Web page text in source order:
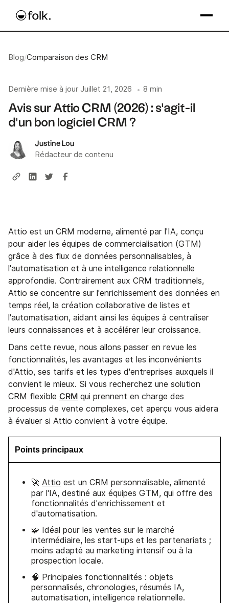
Blog/Comparaison des CRM
Dernière mise à jour Juillet 21, 2026 • 8 min
Avis sur Attio CRM (2026) : s'agit-il
d'un bon logiciel CRM ?
Justine Lou
Rédacteur de contenu
Attio est un CRM moderne, alimenté par l'IA, conçu
pour aider les équipes de commercialisation (GTM)
grâce à des flux de données personnalisables, à
l'automatisation et à une intelligence relationnelle
approfondie. Contrairement aux CRM traditionnels,
Attio se concentre sur l'enrichissement des données en
temps réel, la création collaborative de listes et
l'automatisation, aidant ainsi les équipes à centraliser
leurs connaissances et à accélérer leur croissance.
Dans cette revue, nous allons passer en revue les
fonctionnalités, les avantages et les inconvénients
d'Attio, ses tarifs et les types d'entreprises auxquels il
convient le mieux. Si vous recherchez une solution
CRM flexible CRM qui prennent en charge des
processus de vente complexes, cet aperçu vous aidera
à évaluer si Attio convient à votre équipe.
Points principaux
🚀 Attio est un CRM personnalisable, alimenté
par l'IA, destiné aux équipes GTM, qui offre des
fonctionnalités d'enrichissement et
d'automatisation.
🧩 Idéal pour les ventes sur le marché
intermédiaire, les start-ups et les partenariats ;
moins adapté au marketing intensif ou à la
prospection locale.
🧠 Principales fonctionnalités : objets
personnalisés, chronologies, résumés IA,
automatisation, intelligence relationnelle.